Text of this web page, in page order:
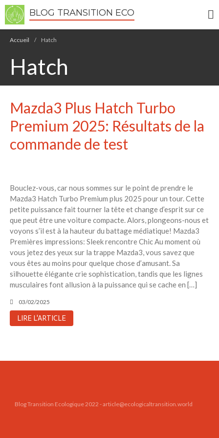
RECHERCHER
Rechercher
Réduire les déchets : votre
guide pour les citoyens et les
électeurs
Toits verts | Association
Permaculturelle
L’intelligence artificielle pour
prédire le succès des invasions
biologiques – The Applied
Ecologist
BLOG TRANSITION ECO
Accueil / Hatch
Hatch
Mazda3 Plus Hatch Turbo
Premium 2025: Résultats de la
commande de test
Bouclez-vous, car nous sommes sur le point de prendre le
Mazda3 Hatch Turbo Premium plus 2025 pour un tour. Cette
petite puissance fait tourner la tête et change d’esprit sur ce
que peut être une voiture compacte. Alors, plongeons-nous et
voyons s’il est à la hauteur du battage médiatique! Mazda3
Premières impressions: Sleek rencontre Chic Au moment où
vous jetez des yeux sur la trappe Mazda3, vous savez que
vous êtes au moins pour quelque chose d’amusant. Sa
silhouette élégante crie sophistication, tandis que les lignes
musculaires font allusion à la puissance qui se cache en […]
03/02/2025
LIRE L'ARTICLE
Blog Transition Ecologique 2022 - article@ecologicaltransition.world